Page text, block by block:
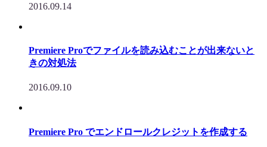
2016.09.14
Premiere Proでファイルを読み込むことが出来ないと
きの対処法
2016.09.10
Premiere Pro でエンドロールクレジットを作成する